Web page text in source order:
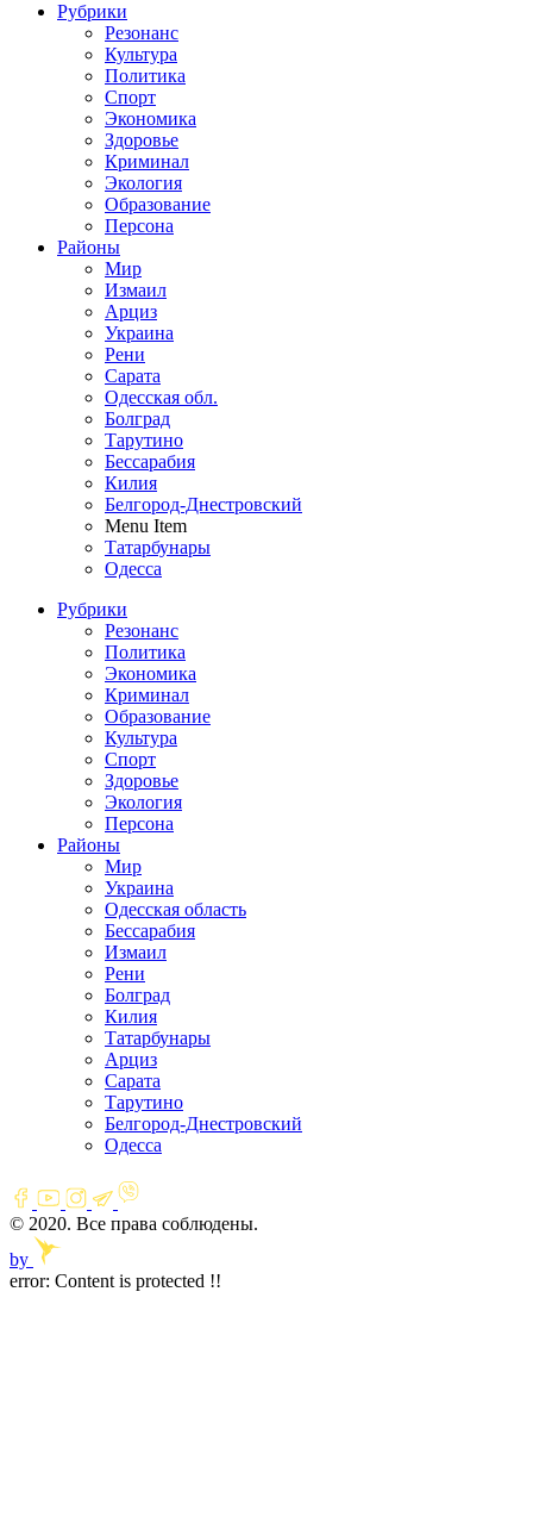
Рубрики
Резонанс
Культура
Политика
Спорт
Экономика
Здоровье
Криминал
Экология
Образование
Персона
Районы
Мир
Измаил
Арциз
Украина
Рени
Сарата
Одесская обл.
Болград
Тарутино
Бессарабия
Килия
Белгород-Днестровский
Menu Item
Татарбунары
Одесса
Рубрики
Резонанс
Политика
Экономика
Криминал
Образование
Культура
Спорт
Здоровье
Экология
Персона
Районы
Мир
Украина
Одесская область
Бессарабия
Измаил
Рени
Болград
Килия
Татарбунары
Арциз
Сарата
Тарутино
Белгород-Днестровский
Одесса
© 2020. Все права соблюдены.
by
error: Content is protected !!